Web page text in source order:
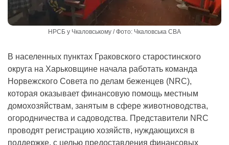
НРСБ у Чкаловському / Фото: Чкаловська СВА
В населенных пунктах Граковского старостинского
округа на Харьковщине начала работать команда
Норвежского Совета по делам беженцев (NRC),
которая оказывает финансовую помощь местным
домохозяйствам, занятым в сфере животноводства,
огородничества и садоводства. Представители NRC
проводят регистрацию хозяйств, нуждающихся в
поддержке, с целью предоставления финансовых